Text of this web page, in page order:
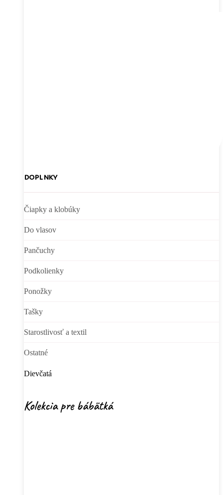
DOPLNKY
Čiapky a klobúky
Do vlasov
Pančuchy
Podkolienky
Ponožky
Tašky
Starostlivosť a textil
Ostatné
Dievčatá
Kolekcia pre bábätká